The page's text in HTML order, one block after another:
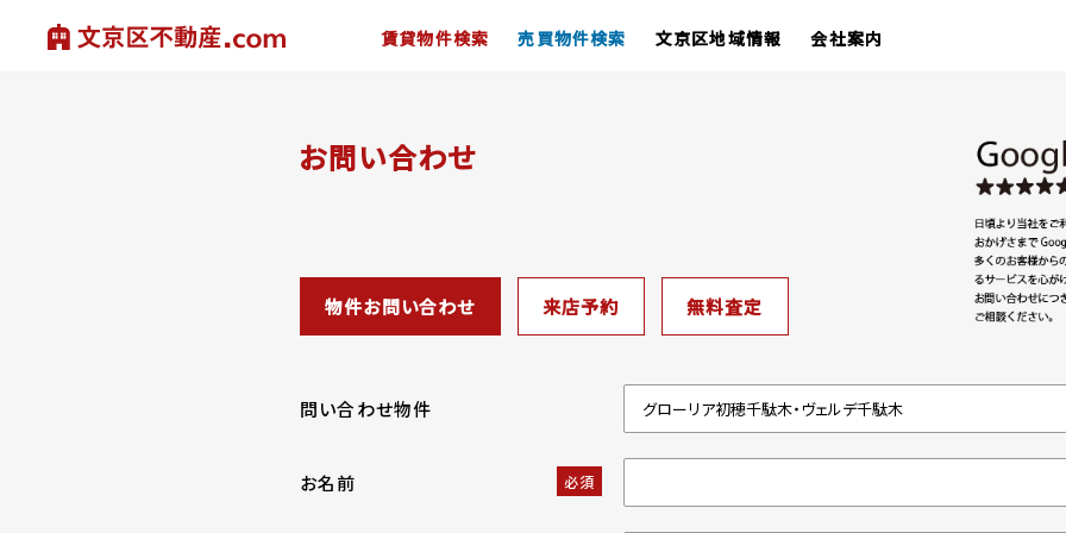
賃貸物件検索 売買物件検索 文京区地域情報 会社案内
お問い合わせ
物件お問い合わせ 来店予約 無料査定
問い合わせ物件
お名前 必須